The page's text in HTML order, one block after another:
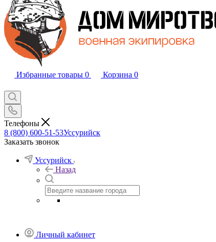
Избранные товары 0 Корзина 0
Телефоны
8 (800) 600-51-53Уссурийск
Заказать звонок
Уссурийск
Назад
Личный кабинет